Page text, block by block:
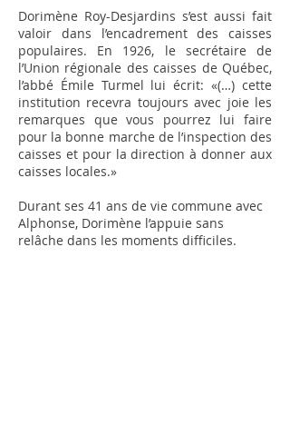
Dorimène Roy-Desjardins s’est aussi fait
valoir dans l’encadrement des caisses
populaires. En 1926, le secrétaire de
l’Union régionale des caisses de Québec,
l’abbé Émile Turmel lui écrit: «(…) cette
institution recevra toujours avec joie les
remarques que vous pourrez lui faire
pour la bonne marche de l’inspection des
caisses et pour la direction à donner aux
caisses locales.»
Durant ses 41 ans de vie commune avec
Alphonse, Dorimène l’appuie sans
relâche dans les moments difficiles.